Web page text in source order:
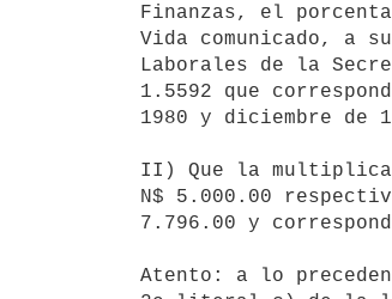
Finanzas, el
Vida comunicado, a
Laborales de la
1.5592 que
1980 y diciembre de
II) Que la
N$ 5.000.00
7.796.00 y
Atento: a lo